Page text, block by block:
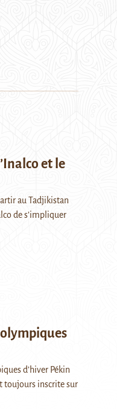
et le
au Tadjikistan
de s’impliquer
d’hiver Pékin
toujours inscrite sur